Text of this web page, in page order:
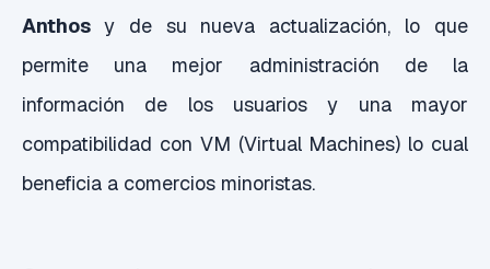
Anthos y de su nueva actualización, lo que
permite una mejor administración de la
información de los usuarios y una mayor
compatibilidad con VM (Virtual Machines) lo cual
beneficia a comercios minoristas.